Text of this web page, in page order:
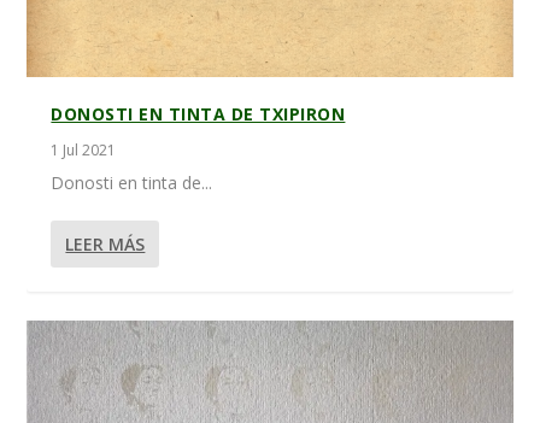
DONOSTI EN TINTA DE TXIPIRON
1 Jul 2021
Donosti en tinta de...
LEER MÁS